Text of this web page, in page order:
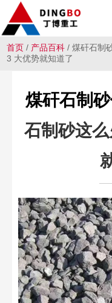
首页 / 产品百科 / 煤矸石制
3 大优势就知道了
煤矸石制
石制砂这